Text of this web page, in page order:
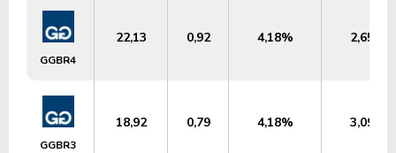
GGBR4
22,13 0,92 4,18% 2,65%
GGBR3
18,92 0,79 4,18% 3,09%